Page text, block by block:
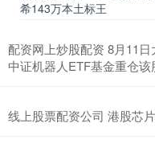
希143万本土标王
配资网上炒股配资 8月11
中证机器人ETF基金重仓该
线上股票配资公司 港股芯